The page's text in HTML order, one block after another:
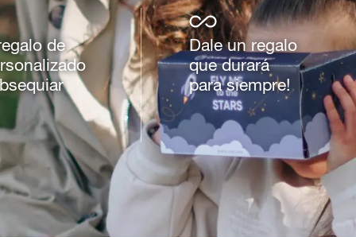
de
Dale un regalo
que durará
para siempre!